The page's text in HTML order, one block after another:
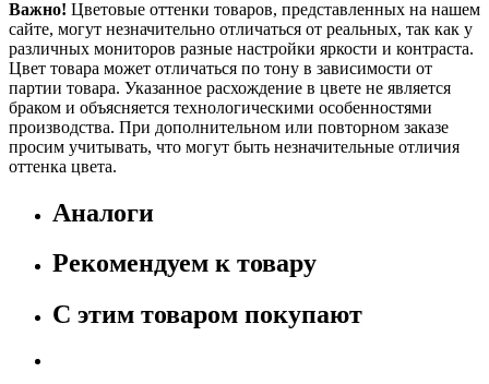
Важно! Цветовые оттенки товаров, представленных на нашем
сайте, могут незначительно отличаться от реальных, так как у
различных мониторов разные настройки яркости и контраста.
Цвет товара может отличаться по тону в зависимости от
партии товара. Указанное расхождение в цвете не является
браком и объясняется технологическими особенностями
производства. При дополнительном или повторном заказе
просим учитывать, что могут быть незначительные отличия
оттенка цвета.
Аналоги
Рекомендуем к товару
С этим товаром покупают